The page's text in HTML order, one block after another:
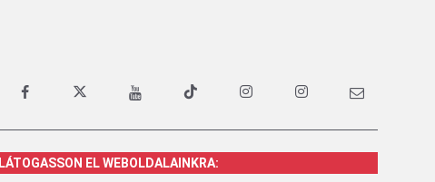
LÁTOGASSON EL WEBOLDALAINKRA: